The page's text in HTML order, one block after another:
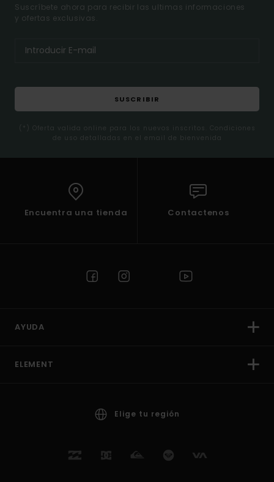
Suscríbete ahora para recibir las ultimas informaciones
y ofertas exclusivas.
SUSCRIBIR
(*) Oferta valida online para los nuevos inscritos. Condiciones
de uso detalladas en el email de bienvenida
Encuentra una tienda Contactenos
AYUDA
ELEMENT
Elige tu región